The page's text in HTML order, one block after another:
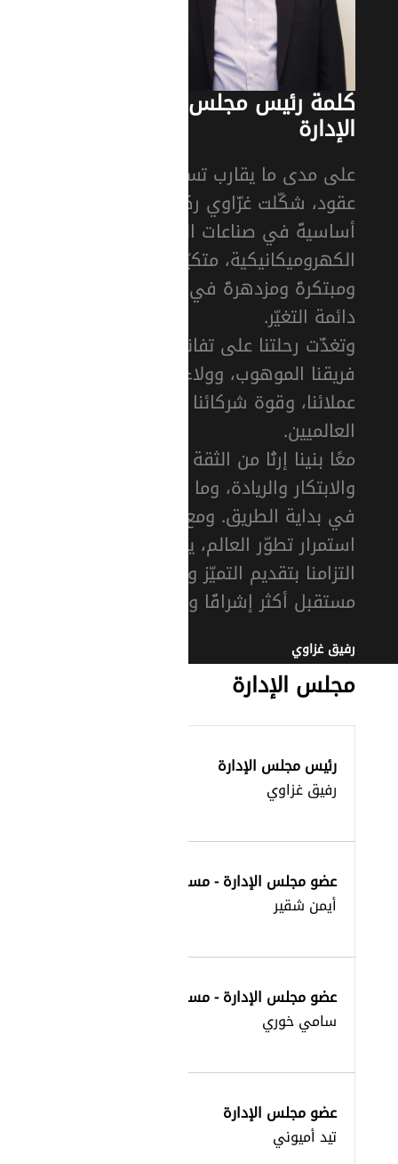
كلمة رئيس مجلس
الإدارة
على مدى ما يقارب تسعة
عقود، شكّلت غزّاوي ركيزةً
أساسيةً في صناعات الحلول
الكهروميكانيكية، متكيّفةً
ومبتكرةً ومزدهرةً في بيئة
دائمة التغيّر.
وتغذّت رحلتنا على تفاني
فريقنا الموهوب، وولاء
عملائنا، وقوة شركائنا
العالميين.
معًا بنينا إرثًا من الثقة
والابتكار والريادة، وما زلنا
في بداية الطريق. ومع
استمرار تطوّر العالم، يتعزّز
التزامنا بتقديم التميّز وصناعة
مستقبل أكثر إشراقًا واتصالًا.
رفيق غزاوي
مجلس الإدارة
رئيس مجلس الإدارة
رفيق غزاوي
عضو مجلس الإدارة - مساهم
أيمن شقير
عضو مجلس الإدارة - مساهم
سامي خوري
عضو مجلس الإدارة
تيد أميوني